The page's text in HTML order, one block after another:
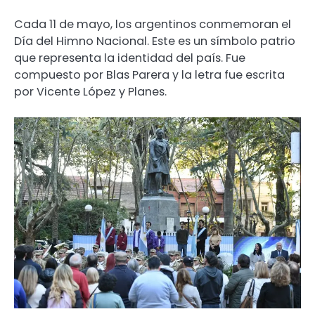
Cada 11 de mayo, los argentinos conmemoran el
Día del Himno Nacional. Este es un símbolo patrio
que representa la identidad del país. Fue
compuesto por Blas Parera y la letra fue escrita
por Vicente López y Planes.